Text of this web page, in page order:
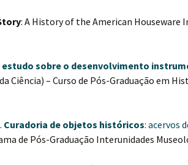
: A History of the American Houseware
estudo sobre o desenvolvimento
Ciência) – Curso de Pós-Graduação em
Curadoria de objetos históricos: acervos
de Pós-Graduação Interunidades